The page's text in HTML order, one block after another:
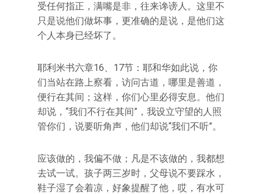
受任何指正，满嘴是非，往来谗谤人。这里不
只是说他们做坏事，更准确的是说，是他们这
个人本身已经坏了。
耶利米书六章16、17节：耶和华如此说，你
们当站在路上察看，访问古道，哪里是善道，
便行在其间；这样，你们心里必得安息。他们
却说，“我们不行在其间”，我设立守望的人照
管你们，说要听角声，他们却说“我们不听”。
应该做的，我偏不做；凡是不该做的，我都想
去试一试。孩子两三岁时，父母说不要踩水，
鞋子湿了会着凉，好象提醒了他，哎，有水可